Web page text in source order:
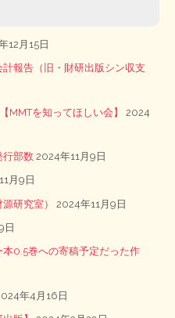
12月15日
報告（旧・財研出版シン収支
MMTを知ってほしい会】
2024
行部数 2024年11月9日
月9日
研究室） 2024年11月9日
日
0.5巻への寄稿予定だった作
年4月16日